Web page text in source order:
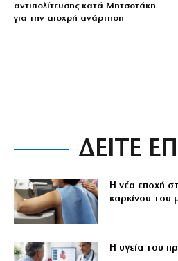
αντιπολίτευσης κατά Μητσοτάκη
για την αισχρή ανάρτηση
ΔΕΙΤΕ
Η νέα εποχή
καρκίνου του
Η υγεία του